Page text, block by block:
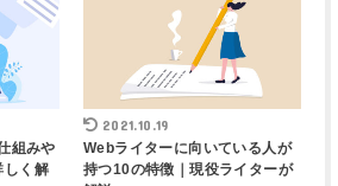
組みや
しく解
2021.10.19
Webライターに向いている人が
持つ10の特徴｜現役ライターが